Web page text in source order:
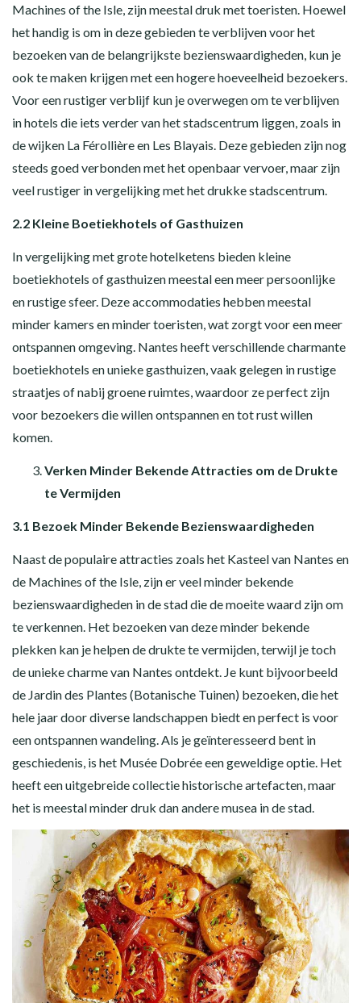
Machines of the Isle, zijn meestal druk met toeristen. Hoewel
het handig is om in deze gebieden te verblijven voor het
bezoeken van de belangrijkste bezienswaardigheden, kun je
ook te maken krijgen met een hogere hoeveelheid bezoekers.
Voor een rustiger verblijf kun je overwegen om te verblijven
in hotels die iets verder van het stadscentrum liggen, zoals in
de wijken La Férollière en Les Blayais. Deze gebieden zijn nog
steeds goed verbonden met het openbaar vervoer, maar zijn
veel rustiger in vergelijking met het drukke stadscentrum.
2.2 Kleine Boetiekhotels of Gasthuizen
In vergelijking met grote hotelketens bieden kleine
boetiekhotels of gasthuizen meestal een meer persoonlijke
en rustige sfeer. Deze accommodaties hebben meestal
minder kamers en minder toeristen, wat zorgt voor een meer
ontspannen omgeving. Nantes heeft verschillende charmante
boetiekhotels en unieke gasthuizen, vaak gelegen in rustige
straatjes of nabij groene ruimtes, waardoor ze perfect zijn
voor bezoekers die willen ontspannen en tot rust willen
komen.
Verken Minder Bekende Attracties om de Drukte
te Vermijden
3.1 Bezoek Minder Bekende Bezienswaardigheden
Naast de populaire attracties zoals het Kasteel van Nantes en
de Machines of the Isle, zijn er veel minder bekende
bezienswaardigheden in de stad die de moeite waard zijn om
te verkennen. Het bezoeken van deze minder bekende
plekken kan je helpen de drukte te vermijden, terwijl je toch
de unieke charme van Nantes ontdekt. Je kunt bijvoorbeeld
de Jardin des Plantes (Botanische Tuinen) bezoeken, die het
hele jaar door diverse landschappen biedt en perfect is voor
een ontspannen wandeling. Als je geïnteresseerd bent in
geschiedenis, is het Musée Dobrée een geweldige optie. Het
heeft een uitgebreide collectie historische artefacten, maar
het is meestal minder druk dan andere musea in de stad.